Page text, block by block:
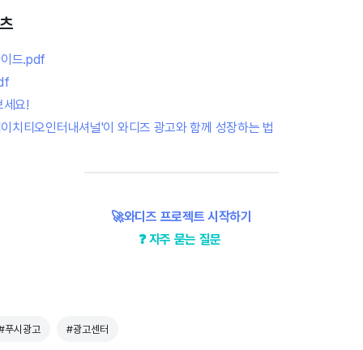
드.pdf
세요!
치티오인터내셔널'이 와디즈 광고와 함께 성장하는 법
🚀와디즈 프로젝트 시작하기
❓ 자주 묻는 질문
푸시광고 #광고센터